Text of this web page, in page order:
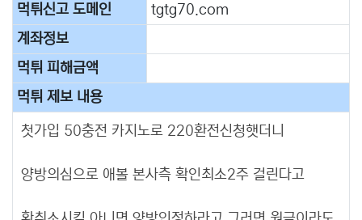
먹튀신고 도메인
​tgtg70.com
계좌정보
먹튀 피해금액
먹튀 제보 내용
첫가입 50충전 카지노로 220환전신청햇더니
양방의심으로 애볼 본사측 확인최소2주 걸린다고